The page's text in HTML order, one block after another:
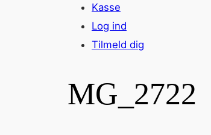
Kasse
Log ind
Tilmeld dig
MG_2722